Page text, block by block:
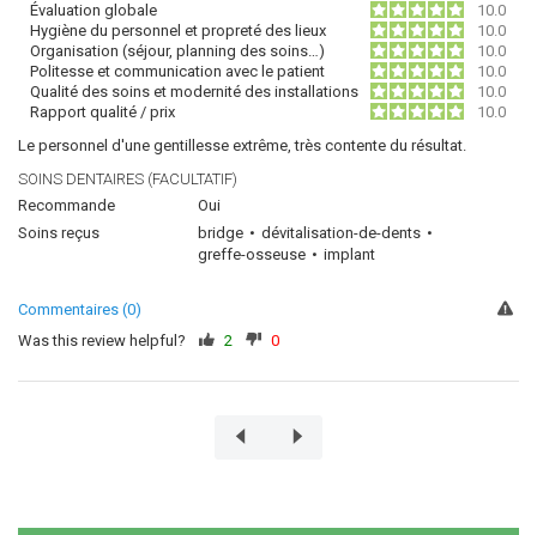
Évaluation globale
10.0
Hygiène du personnel et propreté des lieux
10.0
Organisation (séjour, planning des soins…)
10.0
Politesse et communication avec le patient
10.0
Qualité des soins et modernité des installations
10.0
Rapport qualité / prix
10.0
Le personnel d'une gentillesse extrême, très contente du résultat.
SOINS DENTAIRES (FACULTATIF)
Recommande
Oui
Soins reçus
bridge
dévitalisation-de-dents
greffe-osseuse
implant
Commentaires (0)
Was this review helpful?
2 0